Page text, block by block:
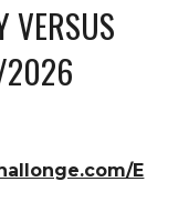
VERSUS
6
E